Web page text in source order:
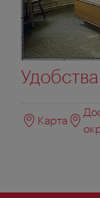
Удобства
Карта